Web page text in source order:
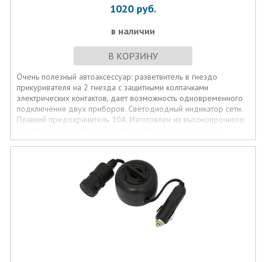
1020 руб.
в наличии
В КОРЗИНУ
Очень полезный автоаксессуар: разветвитель в гнездо
прикуривателя на 2 гнезда с защитными колпачками
электрических контактов, дает возможность одновременного
подключения двух приборов. Светодиодный индикатор сети.
Плавкий предохранитель 10А. Изготовлен из высокопрочного
бортовой сети 12В. размер провода 1 метр. ВНИМАНИЕ! Не
напряжением свыше 12В, мощностью более 120W и силе тока